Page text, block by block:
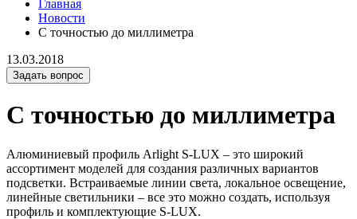
Главная
Новости
С точностью до миллиметра
13.03.2018
Задать вопрос
С точностью до миллиметра
Алюминиевый профиль Arlight S-LUX – это широкий
ассортимент моделей для создания различных вариантов
подсветки. Встраиваемые линии света, локальное освещение,
линейные светильники – все это можно создать, используя
профиль и комплектующие S-LUX.